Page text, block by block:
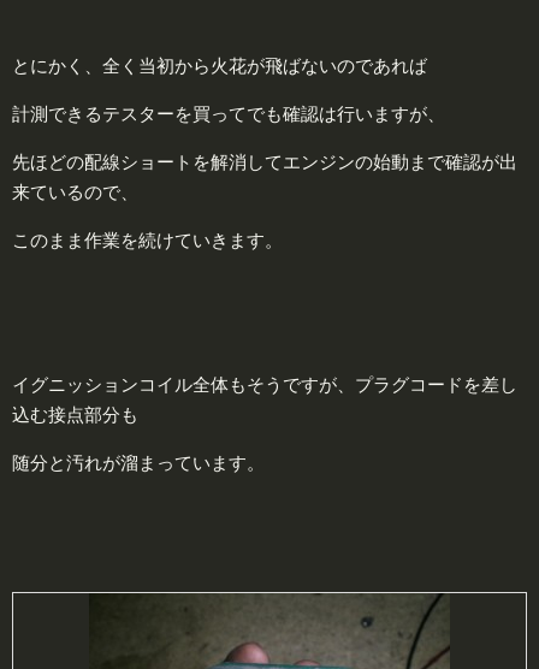
とにかく、全く当初から火花が飛ばないのであれば
計測できるテスターを買ってでも確認は行いますが、
先ほどの配線ショートを解消してエンジンの始動まで確認が出
来ているので、
このまま作業を続けていきます。
イグニッションコイル全体もそうですが、プラグコードを差し
込む接点部分も
随分と汚れが溜まっています。